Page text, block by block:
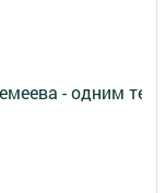
- одним